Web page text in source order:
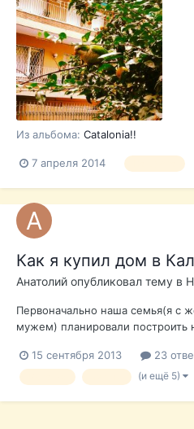
Из альбома: Catalonia!!
7 апреля 2014
Как я купил дом в
Анатолий опубликовал тему в
Первоначально наша семья(я с
мужем) планировали построить
мы с женой являемся
также небольшой домик на
15 сентября 2013 23
(и ещё 5)